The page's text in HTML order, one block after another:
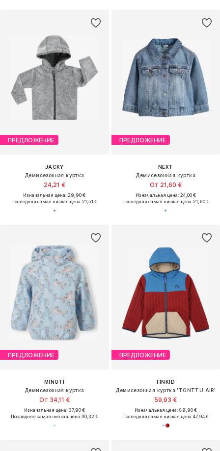
ПРЕДЛОЖЕНИЕ
JACKY
Демисезонная куртка
24,21 €
Изначальная цена: 29,90 €
Последняя самая низкая цена:21,51 €
ПРЕДЛОЖЕНИЕ
NEXT
Демисезонная куртка
От 21,60 €
Изначальная цена: 24,00 €
Последняя самая низкая цена:21,60 €
ПРЕДЛОЖЕНИЕ
MINOTI
Демисезонная куртка
От 34,11 €
Изначальная цена: 37,90 €
Последняя самая низкая цена:30,32 €
ПРЕДЛОЖЕНИЕ
FINKID
Демисезонная куртка 'TONTTU AIR'
59,93 €
Изначальная цена: 89,90 €
Последняя самая низкая цена:47,94 €